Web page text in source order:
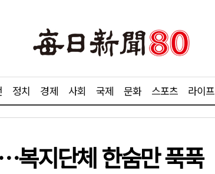
정치 경제 사회 국제 문화 스포츠 라이프
복지단체 한숨만 푹푹